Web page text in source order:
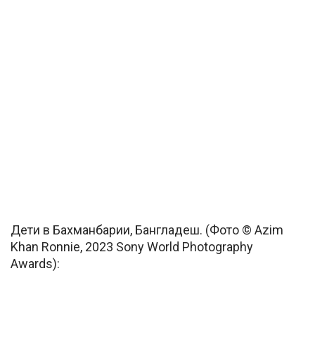
Дети в Бахманбарии, Бангладеш. (Фото © Azim
Khan Ronnie, 2023 Sony World Photography
Awards):